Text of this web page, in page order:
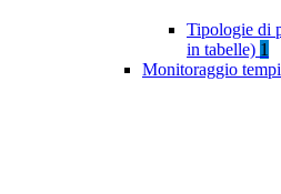
Tipologie di
in tabelle) 1
Monitoraggio